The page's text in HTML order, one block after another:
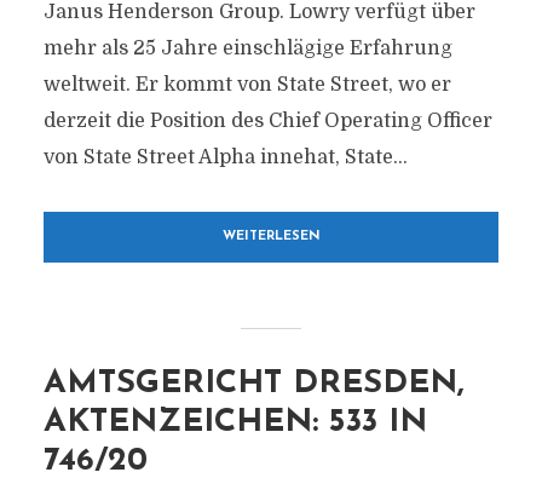
Janus Henderson Group. Lowry verfügt über
mehr als 25 Jahre einschlägige Erfahrung
weltweit. Er kommt von State Street, wo er
derzeit die Position des Chief Operating Officer
von State Street Alpha innehat, State...
WEITERLESEN
AMTSGERICHT DRESDEN,
AKTENZEICHEN: 533 IN
746/20